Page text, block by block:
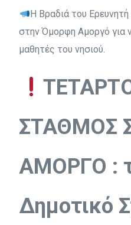
Η Βραδιά του
στην Όμορφη Αμοργό για
μαθητές του νησιού.
ΣΤΑΘΜΟΣ
ΑΜΟΡΓΟ :
Δημοτικό